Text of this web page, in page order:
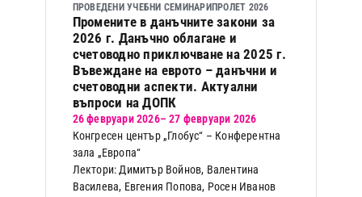
ПРОВЕДЕНИ УЧЕБНИ СЕМИНАРИПРОЛЕТ 2026
Промените в данъчните закони за
2026 г. Данъчно облагане и
счетоводно приключване на 2025 г.
Въвеждане на еврото – данъчни и
счетоводни аспекти. Актуални
въпроси на ДОПК
26 февруари 2026– 27 февруари 2026
Конгресен център „Глобус“ – Конферентна
зала „Европа“
Лектори: Димитър Войнов, Валентина
Василева, Евгения Попова, Росен Иванов